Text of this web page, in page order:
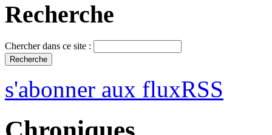
Recherche
Chercher dans ce site :
s'abonner aux fluxRSS